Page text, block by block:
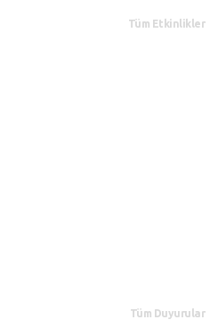
Tüm Etkinlikler
Tüm Duyurular